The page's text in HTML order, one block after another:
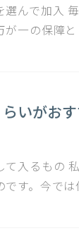
選んで加入
が一の保障
いがおす
入るもの
す。今では